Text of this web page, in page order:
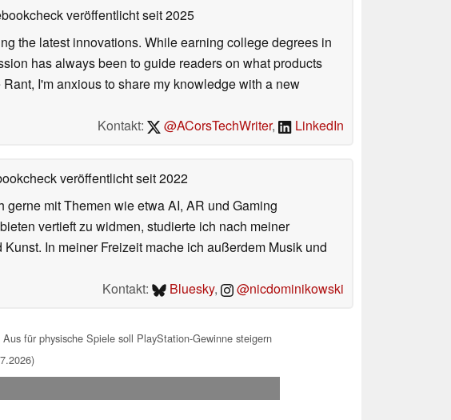
veröffentlichtseit 2025
the latest innovations. While earning college degrees in
has always been to guide readers on what products
I'm anxious to share my knowledge with a new
Kontakt:
@ACorsTechWriter, LinkedIn
veröffentlichtseit 2022
mit Themen wie etwa AI, AR und Gaming
vertieft zu widmen, studierte ich nach meiner
In meiner Freizeit mache ich außerdem Musik und
Kontakt:
Bluesky, @nicdominikowski
für physische Spiele soll PlayStation-Gewinne steigern